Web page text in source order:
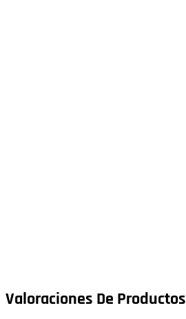
Valoraciones De Productos